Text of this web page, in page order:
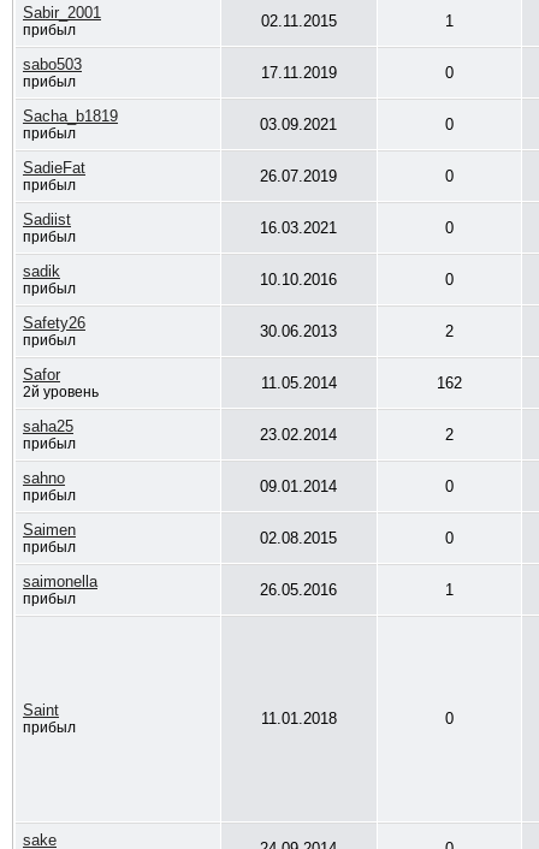
Sabir_2001
прибыл 02.11.2015 1
sabo503
прибыл 17.11.2019 0
Sacha_b1819
прибыл 03.09.2021 0
SadieFat
прибыл 26.07.2019 0
Sadiist
прибыл 16.03.2021 0
sadik
прибыл 10.10.2016 0
Safety26
прибыл 30.06.2013 2
Safor
2й уровень 11.05.2014 162
saha25
прибыл 23.02.2014 2
sahno
прибыл 09.01.2014 0
Saimen
прибыл 02.08.2015 0
saimonella
прибыл 26.05.2016 1
Saint
прибыл 11.01.2018 0
sake